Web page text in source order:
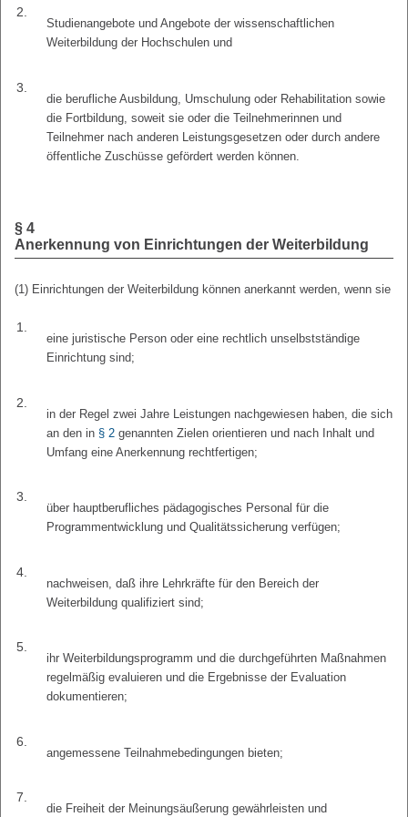
2.
Studienangebote und Angebote der wissenschaftlichen
Weiterbildung der Hochschulen und
3.
die berufliche Ausbildung, Umschulung oder Rehabilitation sowie
die Fortbildung, soweit sie oder die Teilnehmerinnen und
Teilnehmer nach anderen Leistungsgesetzen oder durch andere
öffentliche Zuschüsse gefördert werden können.
§ 4
Anerkennung von Einrichtungen der Weiterbildung
(1) Einrichtungen der Weiterbildung können anerkannt werden, wenn sie
1.
eine juristische Person oder eine rechtlich unselbstständige
Einrichtung sind;
2.
in der Regel zwei Jahre Leistungen nachgewiesen haben, die sich
an den in § 2 genannten Zielen orientieren und nach Inhalt und
Umfang eine Anerkennung rechtfertigen;
3.
über hauptberufliches pädagogisches Personal für die
Programmentwicklung und Qualitätssicherung verfügen;
4.
nachweisen, daß ihre Lehrkräfte für den Bereich der
Weiterbildung qualifiziert sind;
5.
ihr Weiterbildungsprogramm und die durchgeführten Maßnahmen
regelmäßig evaluieren und die Ergebnisse der Evaluation
dokumentieren;
6.
angemessene Teilnahmebedingungen bieten;
7.
die Freiheit der Meinungsäußerung gewährleisten und